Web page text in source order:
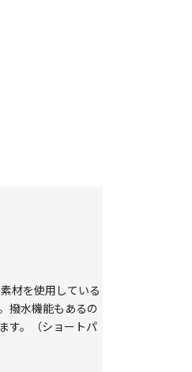
材を使用している
撥水機能もあるの
す。（ショートパ